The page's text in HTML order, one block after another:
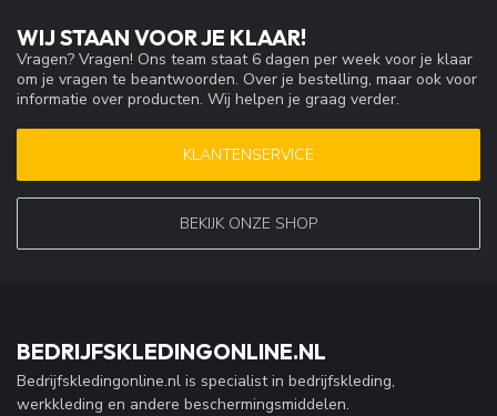
WIJ STAAN VOOR JE KLAAR!
Vragen? Vragen! Ons team staat 6 dagen per week voor je klaar
om je vragen te beantwoorden. Over je bestelling, maar ook voor
informatie over producten. Wij helpen je graag verder.
KLANTENSERVICE
BEKIJK ONZE SHOP
BEDRIJFSKLEDINGONLINE.NL
Bedrijfskledingonline.nl is specialist in bedrijfskleding,
werkkleding en andere beschermingsmiddelen.